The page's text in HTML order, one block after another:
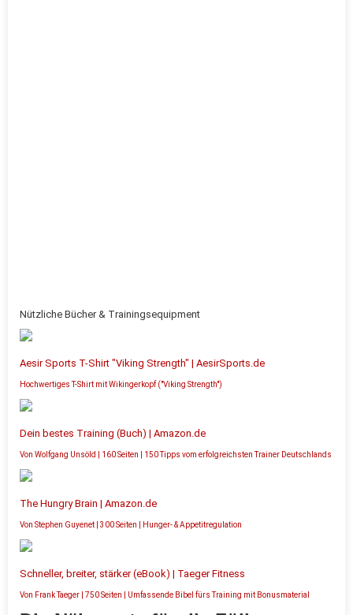
Nützliche Bücher & Trainingsequipment
Aesir Sports T-Shirt "Viking Strength" | AesirSports.de
Hochwertiges T-Shirt mit Wikingerkopf ("Viking Strength")
Dein bestes Training (Buch) | Amazon.de
Von Wolfgang Unsöld | 160 Seiten | 150 Tipps vom erfolgreichsten Trainer Deutschlands
The Hungry Brain | Amazon.de
Von Stephen Guyenet | 300 Seiten | Hunger- & Appetitregulation
Schneller, breiter, stärker (eBook) | Taeger Fitness
Von Frank Taeger | 750 Seiten | Umfassende Bibel fürs Training mit Bonusmaterial